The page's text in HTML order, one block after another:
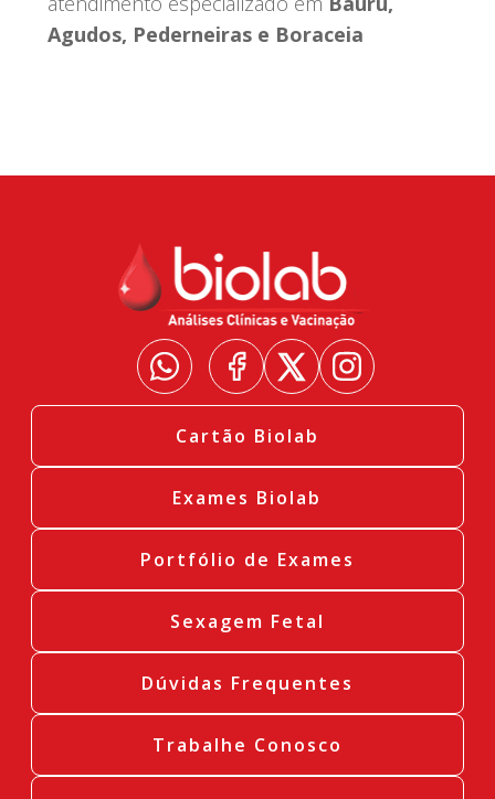
Agudos, Pederneiras e Boraceia
Cartão Biolab
Exames Biolab
Portfólio de Exames
Sexagem Fetal
Dúvidas Frequentes
Trabalhe Conosco